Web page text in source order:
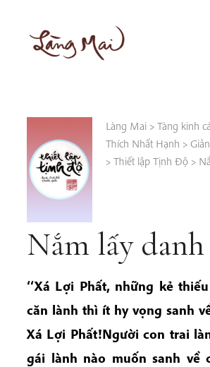
content
Làng Mai> Tàng kinh
Thích Nhất Hạnh >
> Thiết lập Tịnh Độ>
Nắm lấy
‘‘Xá Lợi Phất, những kẻ
căn lành thì ít hy vọng sanh
Xá Lợi Phất!Người con trai
gái lành nào muốn sanh về